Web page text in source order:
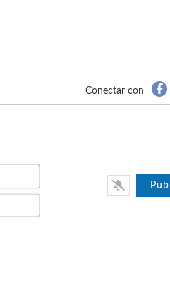
Conectar con